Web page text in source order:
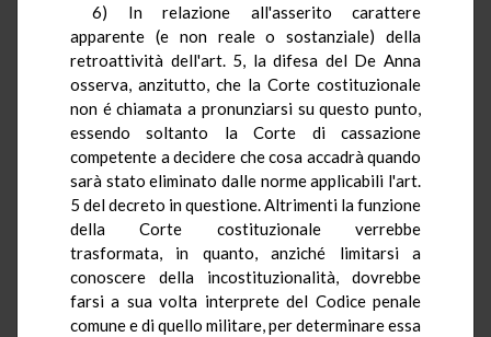
6) In relazione all'asserito carattere
apparente (e non reale o sostanziale) della
retroattività dell'art. 5, la difesa del De Anna
osserva, anzitutto, che la Corte costituzionale
non é chiamata a pronunziarsi su questo punto,
essendo soltanto la Corte di cassazione
competente a decidere che cosa accadrà quando
sarà stato eliminato dalle norme applicabili l'art.
5 del decreto in questione. Altrimenti la funzione
della Corte costituzionale verrebbe
trasformata, in quanto, anziché limitarsi a
conoscere della incostituzionalità, dovrebbe
farsi a sua volta interprete del Codice penale
comune e di quello militare, per determinare essa